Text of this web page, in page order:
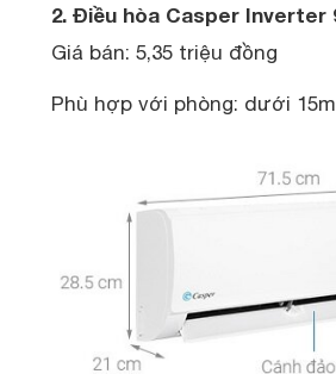
2. Điều hòa Casper Inverter
Giá bán: 5,35 triệu đồng
Phù hợp với phòng: dưới